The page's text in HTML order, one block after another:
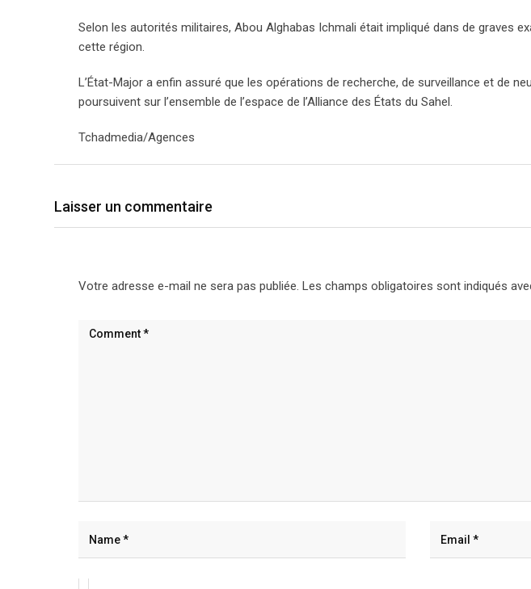
Selon les autorités militaires, Abou Alghabas Ichmali était impliqué dans de graves
cette région.
L’État-Major a enfin assuré que les opérations de recherche, de surveillance et de
poursuivent sur l’ensemble de l’espace de l’Alliance des États du Sahel.
Tchadmedia/Agences
Laisser un commentaire
Votre adresse e-mail ne sera pas publiée. Les champs obligatoires sont indiqués